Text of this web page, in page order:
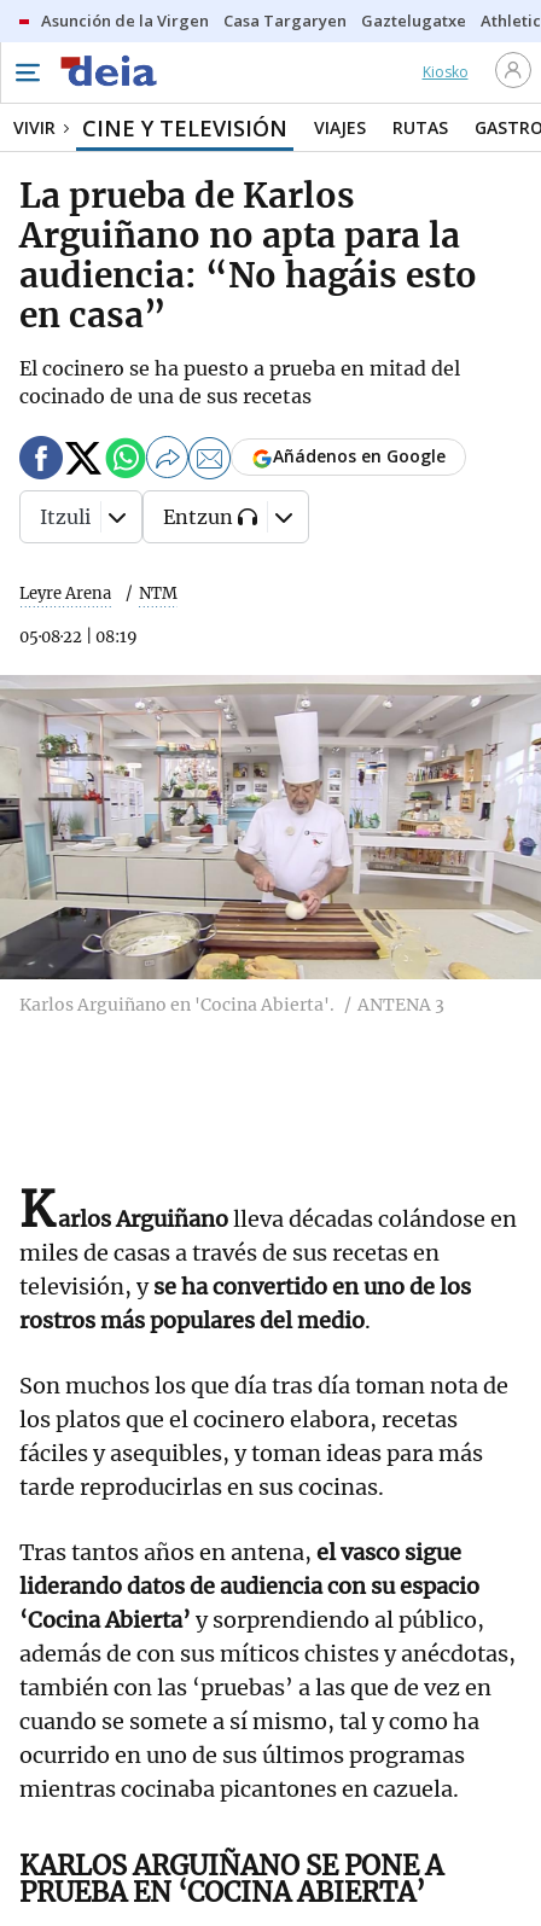
Asunción de la Virgen Casa Targaryen Gaztelugatxe Athletic
Kiosko
VIVIR CINE Y TELEVISIÓN VIAJES RUTAS
La prueba de Karlos
Arguiñano no apta para la
audiencia: “No hagáis esto
en casa”
El cocinero se ha puesto a prueba en mitad del
cocinado de una de sus recetas
Leyre Arena NTM
05·08·22 08:19
Añádenos en Google
Itzuli Entzun
Karlos Arguiñano en 'Cocina Abierta'. ANTENA 3
Karlos Arguiñanolleva décadas colándose en
miles de casas a través de sus recetas en
televisión, yse ha convertido en uno de los
rostros más populares del medio.
Son muchos los que día tras día toman nota de
los platos que el cocinero elabora, recetas
fáciles y asequibles, y toman ideas para más
tarde reproducirlas en sus cocinas.
Tras tantos años en antena, el vasco sigue
liderando datos de audiencia con su espacio
‘Cocina Abierta’ y sorprendiendo al público,
además de con sus míticos chistes y anécdotas,
también con las ‘pruebas’ a las que de vez en
cuando se somete a sí mismo, tal y como ha
ocurrido en uno de sus últimos programas
mientras cocinaba picantones en cazuela.
KARLOS ARGUIÑANO SE PONE A
PRUEBA EN ‘COCINA ABIERTA’